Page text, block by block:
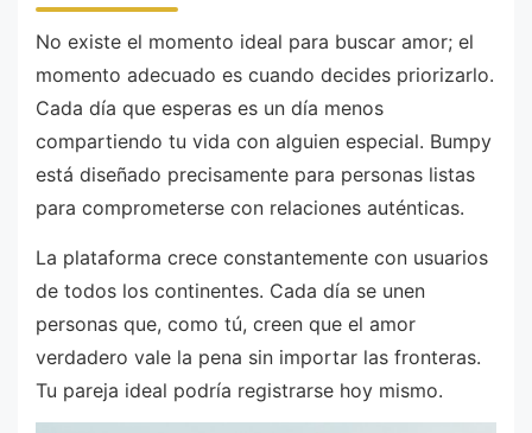
No existe el momento ideal para buscar amor; el
momento adecuado es cuando decides priorizarlo.
Cada día que esperas es un día menos
compartiendo tu vida con alguien especial. Bumpy
está diseñado precisamente para personas listas
para comprometerse con relaciones auténticas.
La plataforma crece constantemente con usuarios
de todos los continentes. Cada día se unen
personas que, como tú, creen que el amor
verdadero vale la pena sin importar las fronteras.
Tu pareja ideal podría registrarse hoy mismo.